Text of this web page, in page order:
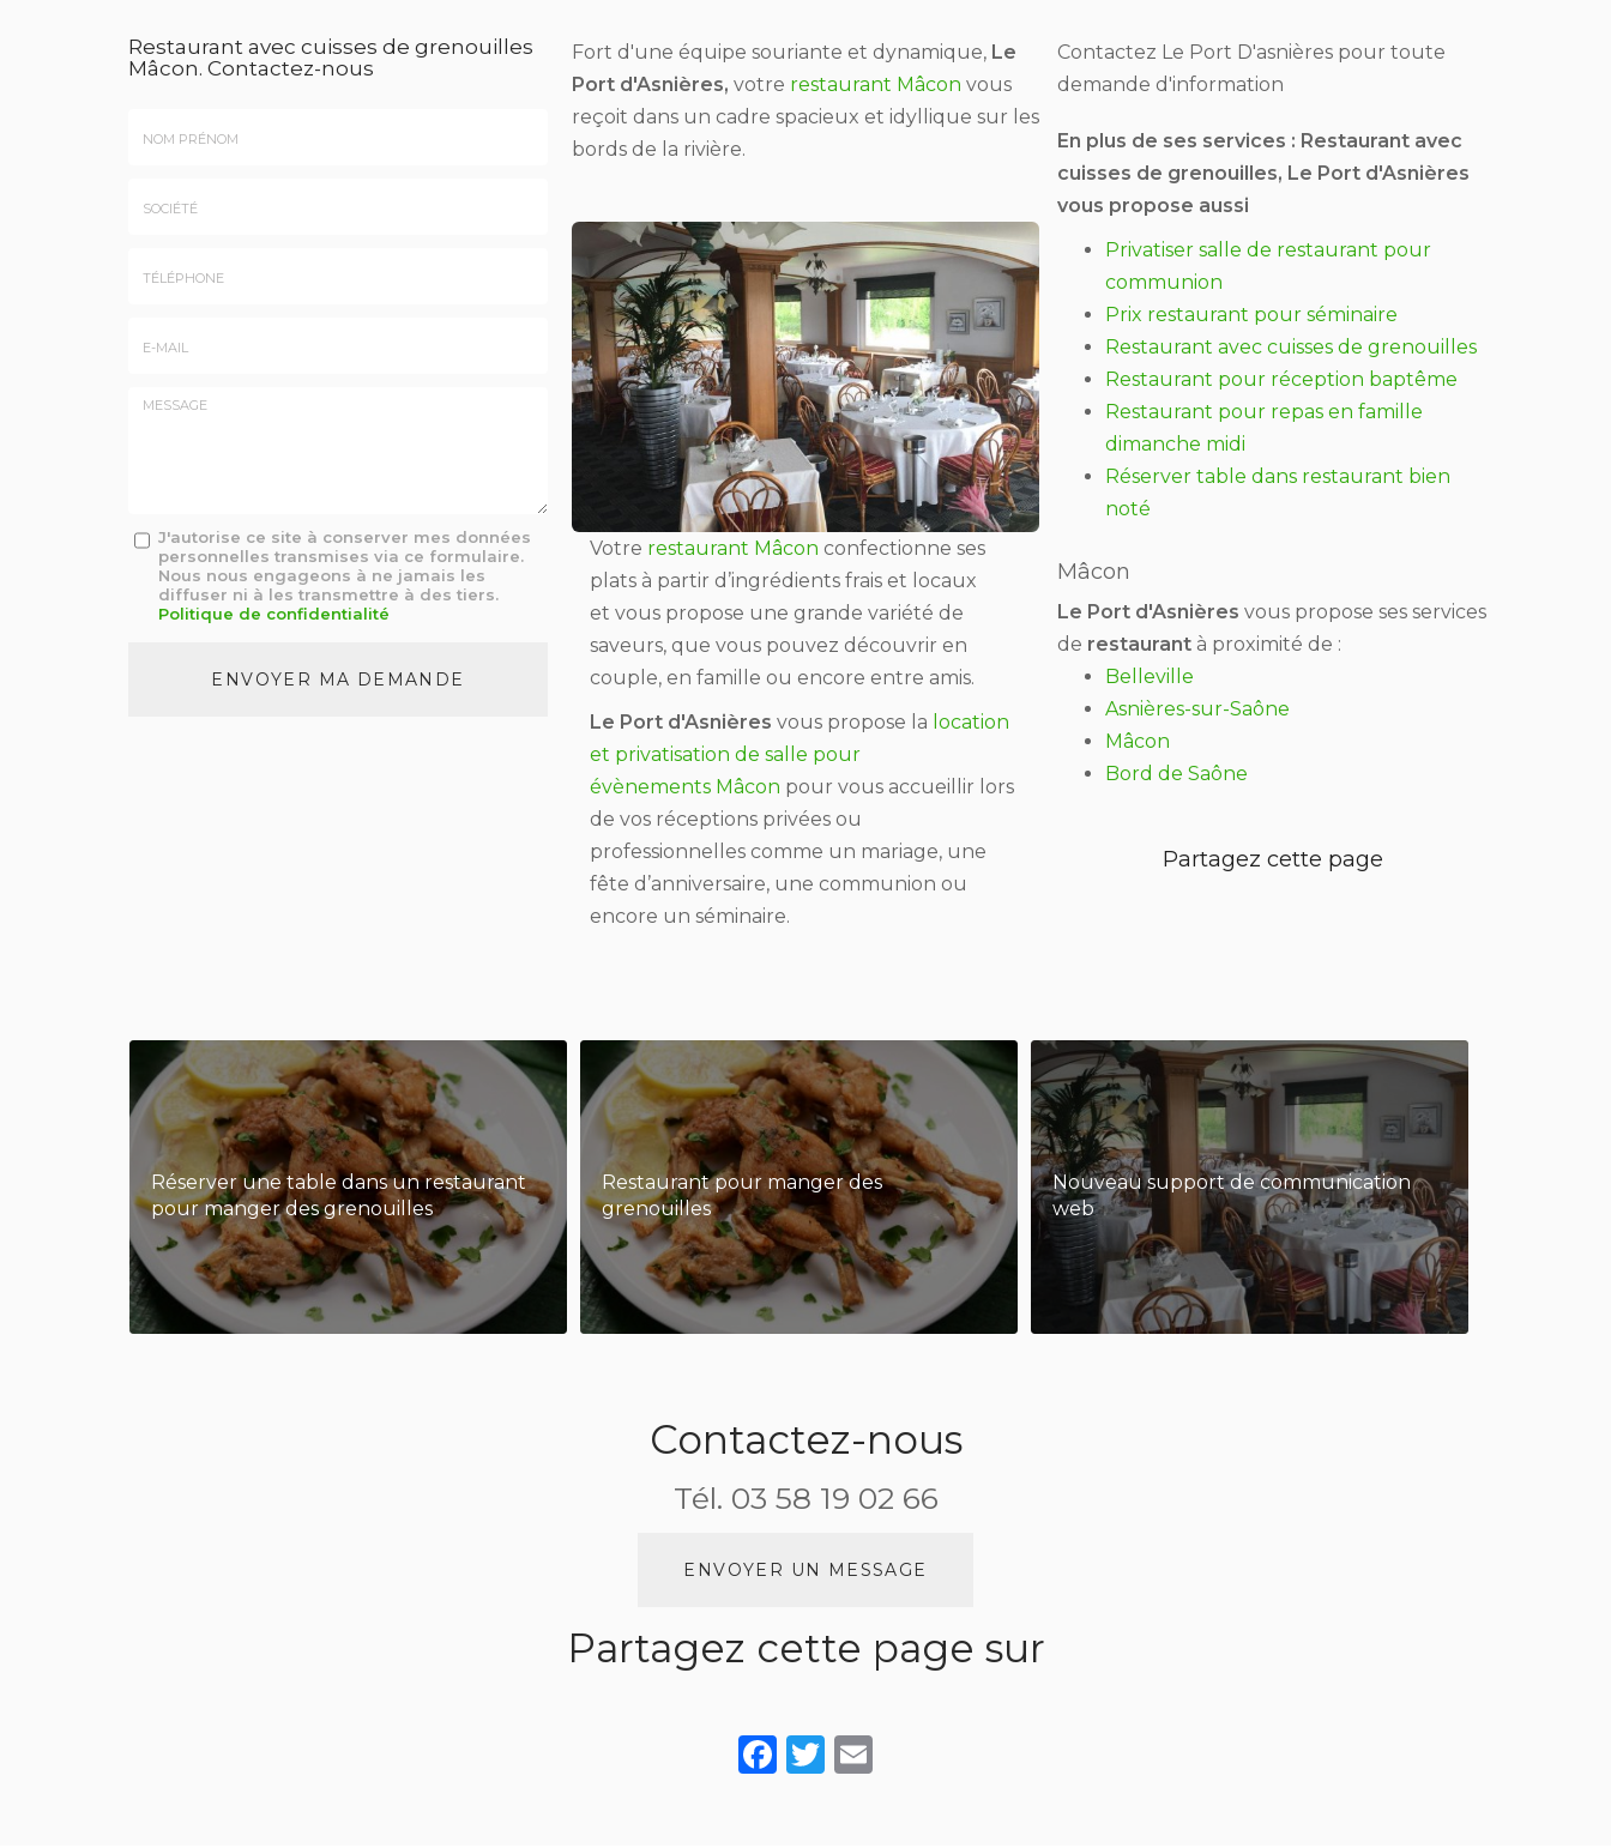
Restaurant avec cuisses de grenouilles
Mâcon. Contactez-nous
Message
J'autorise ce site à conserver mes données
personnelles transmises via ce formulaire.
Nous nous engageons à ne jamais les
diffuser ni à les transmettre à des tiers.
Politique de confidentialité
ENVOYER MA DEMANDE
Fort d'une équipe souriante et dynamique, Le
Port d'Asnières, votre restaurant Mâcon vous
reçoit dans un cadre spacieux et idyllique sur les
bords de la rivière.
Votre restaurant Mâcon confectionne ses
plats à partir d’ingrédients frais et locaux
et vous propose une grande variété de
saveurs, que vous pouvez découvrir en
couple, en famille ou encore entre amis.
Le Port d'Asnières vous propose la location
et privatisation de salle pour
évènements Mâcon pour vous accueillir lors
de vos réceptions privées ou
professionnelles comme un mariage, une
fête d’anniversaire, une communion ou
encore un séminaire.
Contactez Le Port D'asnières pour toute
demande d'information
En plus de ses services : Restaurant avec
cuisses de grenouilles, Le Port d'Asnières
vous propose aussi
Privatiser salle de restaurant pour
communion
Prix restaurant pour séminaire
Restaurant avec cuisses de grenouilles
Restaurant pour réception baptême
Restaurant pour repas en famille
dimanche midi
Réserver table dans restaurant bien
noté
Mâcon
Le Port d'Asnières vous propose ses services
de restaurant à proximité de :
Belleville
Asnières-sur-Saône
Mâcon
Bord de Saône
Réserver une table dans un restaurant
pour manger des grenouilles
Restaurant pour manger des
grenouilles
Nouveau support de communication
web
Contactez-nous
Tél. 03 58 19 02 66
ENVOYER UN MESSAGE
Partagez cette page sur
Facebook
Twitter